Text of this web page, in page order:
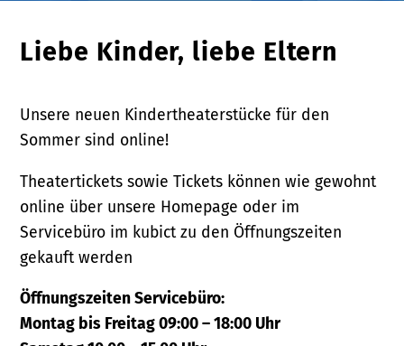
Liebe Kinder, liebe Eltern
Unsere neuen Kindertheaterstücke für den
Sommer sind online!
Theatertickets sowie Tickets können wie gewohnt
online über unsere Homepage oder im
Servicebüro im kubict zu den Öffnungszeiten
gekauft werden
Öffnungszeiten Servicebüro:
Montag bis Freitag 09:00 – 18:00 Uhr